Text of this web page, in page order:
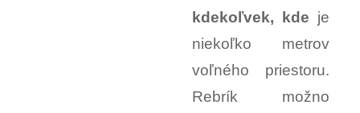
kdekoľvek, kde je
niekoľko metrov
voľného priestoru.
Rebrík možno